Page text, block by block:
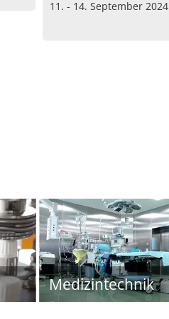
11. - 14. September 2024
Medizintechnik